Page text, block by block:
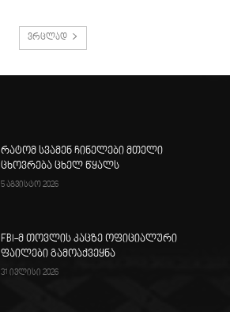
ვრცლად
რატომ სვამენ ჩინელები მთელი
ცხოვრება ცხელ წყალს
5 აგვისტო 2026
FBI-მ თოვლის კაცზე ოფიციალური
ფაილები გამოაქვეყნა
31 ივლისი 2026